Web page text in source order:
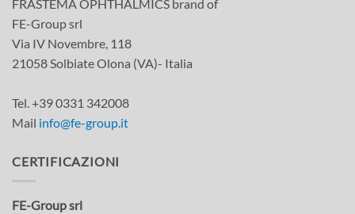
FRASTEMA OPHTHALMICS brand of
FE-Group srl
Via IV Novembre, 118
21058 Solbiate Olona (VA)- Italia
Tel. +39 0331 342008
Mail info@fe-group.it
CERTIFICAZIONI
FE-Group srl